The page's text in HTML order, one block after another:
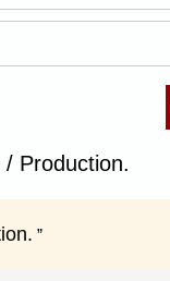
Production.